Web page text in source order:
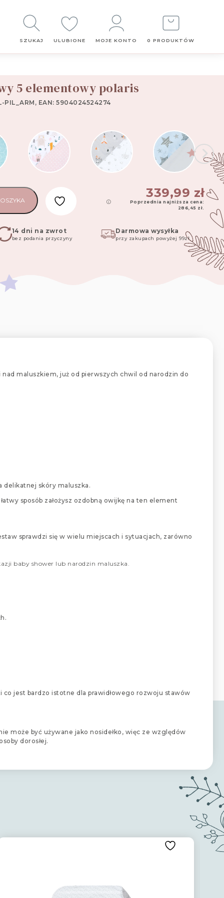
SZUKAJ ULUBIONE MOJE KONTO 0 PRODUKTÓW
5 elementowy polaris
EAN: 5904024524274
339,99 zł
Poprzednia najniższa cena:
286,45 zł.
14 dni na zwrot
bez podania przyczyny
Darmowa wysyłka
przy zakupach powyżej 99zł
maluszkiem, już od pierwszych chwil od narodzin do
delikatnej skóry maluszka.
sposób założysz ozdobną owijkę na ten element
sprawdzi się w wielu miejscach i sytuacjach, zarówno
baby shower lub narodzin maluszka.
jest bardzo istotne dla prawidłowego rozwoju stawów
może być używane jako nosidełko, więc ze względów
dorosłej.